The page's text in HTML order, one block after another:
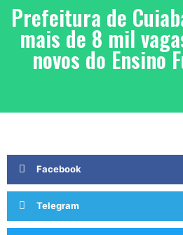
Prefeitura de
mais de 8 mil
novos do Ensino
Facebook
Telegram